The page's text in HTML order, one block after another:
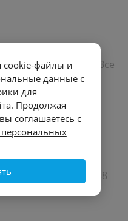
интернет-
Петербурга». Все
его людях, жизни,
прямая ссылка на
ограничение 12+.
ЭЛ № ФС 77 - 72748
cookie-файлы и
данные с
для
Продолжая
соглашаетесь с